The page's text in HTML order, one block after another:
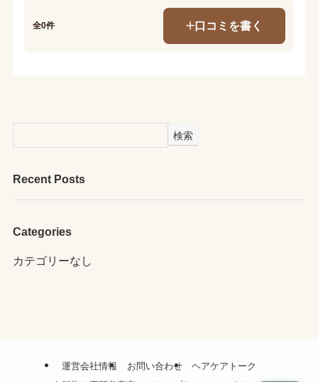
全0件 口コミを書く
検索
Recent Posts
Categories
カテゴリーなし
運営会社情報 お問い合わせ
ヘアケアトーク